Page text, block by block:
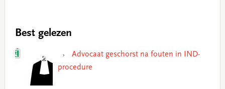
Best gelezen
Advocaat geschorst na fouten in IND-
procedure